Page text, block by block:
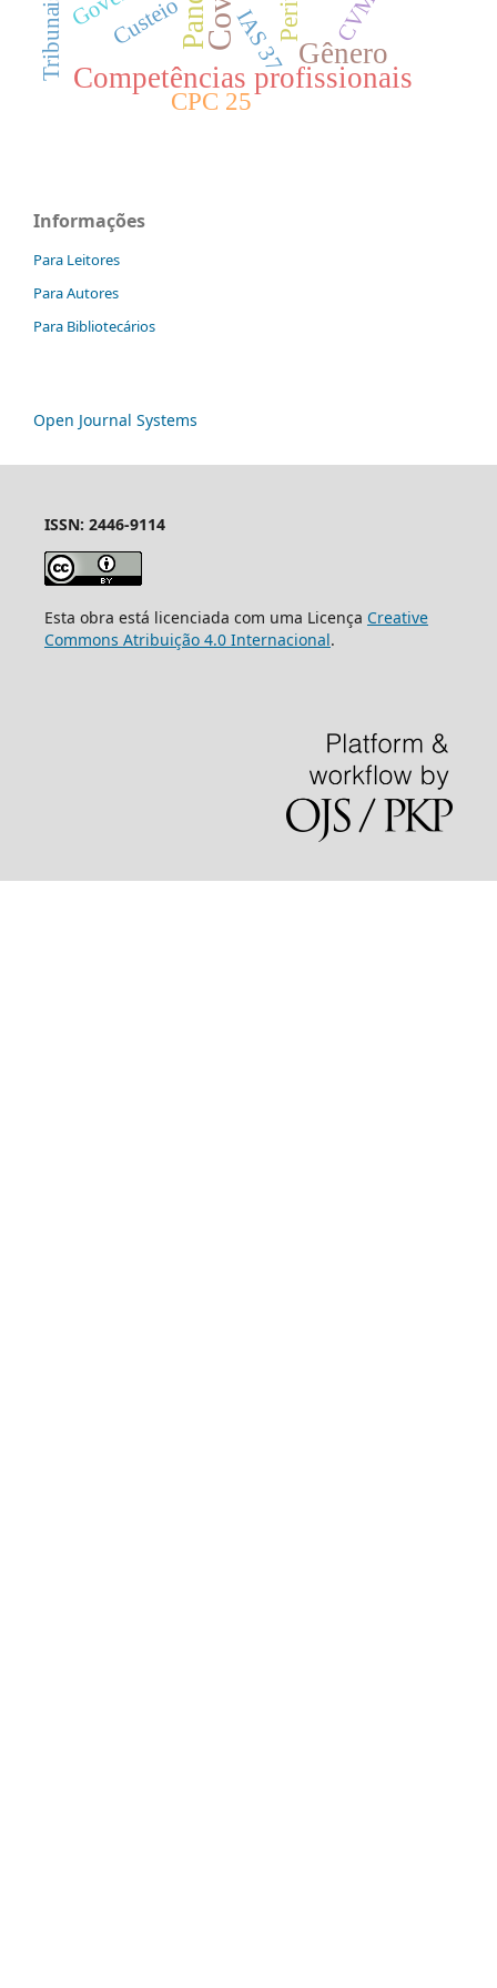
Gênero
Competências profissionais
CPC 25
Custeio IAS 37 CVM
Informações
Para Leitores
Para Autores
Para Bibliotecários
Open Journal Systems
ISSN: 2446-9114
Esta obra está licenciada com uma Licença Creative
Commons Atribuição 4.0 Internacional.